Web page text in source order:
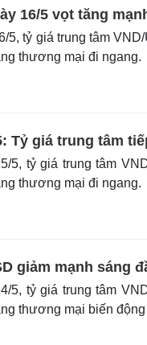
16/5 vọt tăng
5, tỷ giá trung tâm
thương mại đi ngang.
Tỷ giá trung tâm
5, tỷ giá trung tâm
thương mại đi ngang.
giảm mạnh sáng
5, tỷ giá trung tâm
thương mại biến động